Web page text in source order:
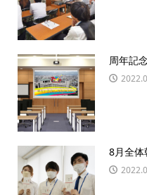
周年記
8月全体